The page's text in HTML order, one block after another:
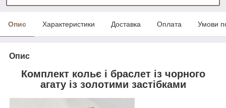
Опис Характеристики Доставка Оплата Умови
Опис
Комплект кольє і браслет із чорного
агату із золотими застібками